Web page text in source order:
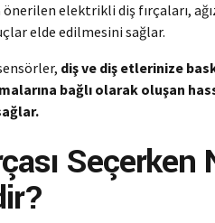
elektrikli diş fırçaları, ağız
elde edilmesini sağlar.
diş ve diş etlerinize
bağlı olarak oluşan
Seçerken